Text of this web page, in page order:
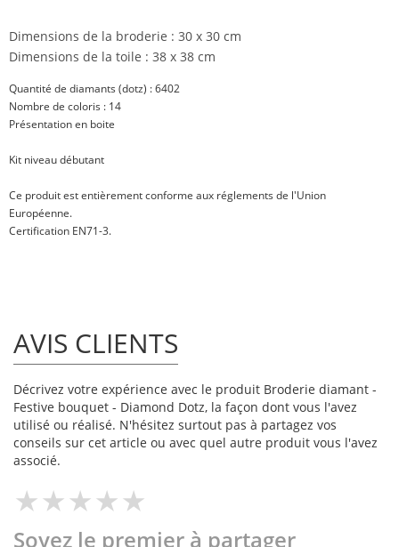
Dimensions de la broderie : 30 x 30 cm
Dimensions de la toile : 38 x 38 cm
Quantité de diamants (dotz) : 6402
Nombre de coloris : 14
Présentation en boite
Kit niveaudébutant
Ce produit est entièrement conforme aux réglements de l'Union
Européenne.
Certification EN71-3.
AVIS CLIENTS
Décrivez votre expérience avec le produit Broderie diamant -
Festive bouquet - Diamond Dotz, la façon dont vous l'avez
utilisé ou réalisé. N'hésitez surtout pas à partagez vos
conseils sur cet article ou avec quel autre produit vous l'avez
associé.
Soyez le premier à partager